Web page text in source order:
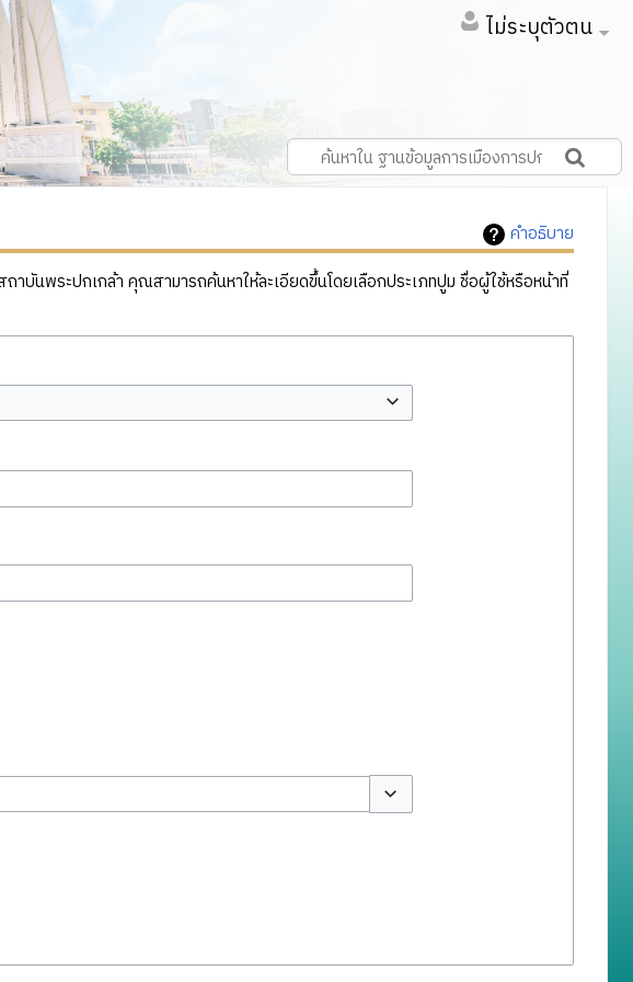
ไม่ระบุตัวตน
คำอธิบาย
บันพระปกเกล้า คุณสามารถค้นหาให้ละเอียดขึ้นโดยเลือกประเภทปูม ชื่อผู้ใช้หรือหน้าที่
สลับตัวเลือก